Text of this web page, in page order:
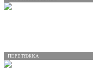
ПЕРЕТЯЖКА